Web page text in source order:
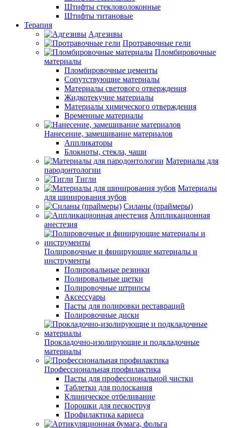
Штифты стекловолоконные
Штифты титановые
Терапия
Адгезивы
Протравочные гели
Пломбировочные
материалы
Пломбировочные цементы
Сопутствующие материалы
Материалы светового отверждения
Жидкотекучие материалы
Материалы химического отверждения
Временные материалы
Нанесение, замешивание материалов
Аппликаторы
Блокноты, стекла, чаши
Материалы для
пародонтологии
Тигли
Материалы
для шинирования зубов
Силаны (праймеры)
Аппликационная
анестезия
Полировочные и финирующие материалы и
инструменты
Полировальные резинки
Полировальные щетки
Полировочные штрипсы
Аксессуары
Пасты для полировки реставраций
Полировочные диски
Прокладочно-изолирующие и подкладочные
материалы
Профессиональная профилактика
Пасты для профессиональной чистки
Таблетки для полоскания
Клиническое отбеливание
Порошки для пескоструя
Профилактика кариеса